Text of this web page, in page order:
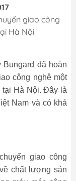
giao công
Hà Nội
đã hoàn
công nghệ một
tại Hà Nội. Đây là
Nam và có khả
giao công
chất lượng sản